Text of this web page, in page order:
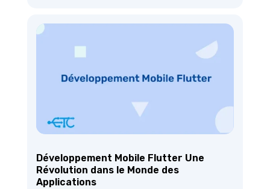
Développement Mobile Flutter Une
Révolution dans le Monde des
Applications